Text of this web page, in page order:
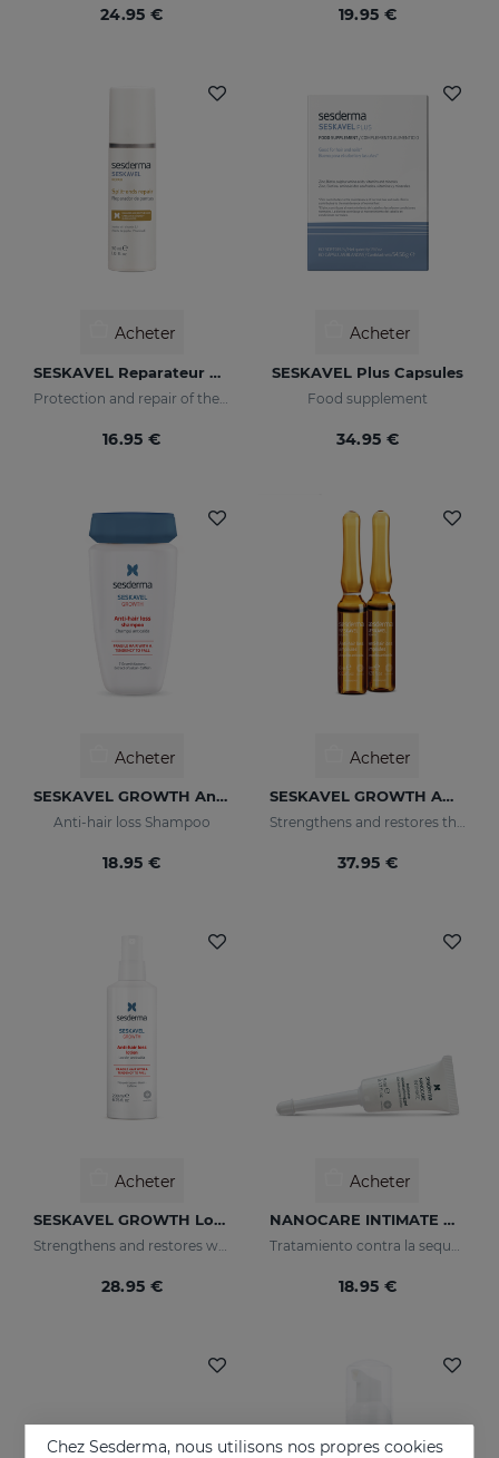
24.95 € 19.95 €
Acheter
SESKAVEL Reparateur Capillaire
16.95 €
Acheter
SESKAVEL Plus Capsules
Food supplement
34.95 €
Acheter
SESKAVEL GROWTH Anti-Hair Loss Shampoo
Anti-hair loss Shampoo
18.95 €
Acheter
SESKAVEL GROWTH Ampoules Anti-Chute
Strengthens and restores the damaged structure of the most fragile and brittle hair while it activates its growth
37.95 €
Acheter
SESKAVEL GROWTH Lotion Capillaire Anti-Chute
Strengthens and restores weaker hair by activating its growth
28.95 €
Acheter
NANOCARE INTIMATE Hidratante Intimo
Tratamiento contra la sequedad vaginal. Humecta y lubrica de forma inmediata y duradera.
18.95 €
Chez Sesderma, nous utilisons nos propres cookies